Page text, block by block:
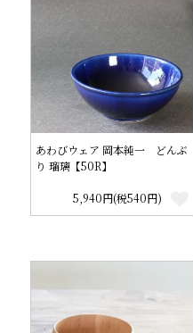
あわびウェア 岡本純一 どんぶ
り 瑠璃【50R】
5,940円(税540円)